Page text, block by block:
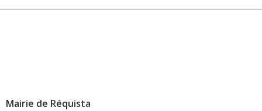
Mairie de Réquista